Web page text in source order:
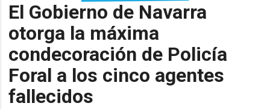
El Gobierno de Navarra
otorga la máxima
condecoración de Policía
Foral a los cinco agentes
fallecidos